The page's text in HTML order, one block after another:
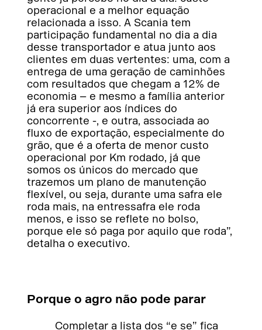
operacional e a melhor equação
relacionada a isso. A Scania tem
participação fundamental no dia a dia
desse transportador e atua junto aos
clientes em duas vertentes: uma, com a
entrega de uma geração de caminhões
com resultados que chegam a 12% de
economia – e mesmo a família anterior
já era superior aos índices do
concorrente -, e outra, associada ao
fluxo de exportação, especialmente do
grão, que é a oferta de menor custo
operacional por Km rodado, já que
somos os únicos do mercado que
trazemos um plano de manutenção
flexível, ou seja, durante uma safra ele
roda mais, na entressafra ele roda
menos, e isso se reflete no bolso,
porque ele só paga por aquilo que roda”,
detalha o executivo.
Porque o agro não pode parar
Completar a lista dos “e se” fica